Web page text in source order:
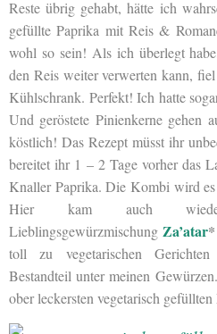
Reste übrig gehabt, hätte ich
gefüllte Paprika mit Reis &
wohl so sein! Als ich überlegt
den Reis weiter verwerten kann,
Kühlschrank. Perfekt! Ich hatte
Und geröstete Pinienkerne gehen
köstlich! Das Rezept müsst ihr
bereitet ihr 1 – 2 Tage vorher das
Knaller Paprika. Die Kombi wird
Hier kam auch
Lieblingsgewürzmischung Za’atar*
toll zu vegetarischen
Bestandteil unter meinen
ober leckersten vegetarisch